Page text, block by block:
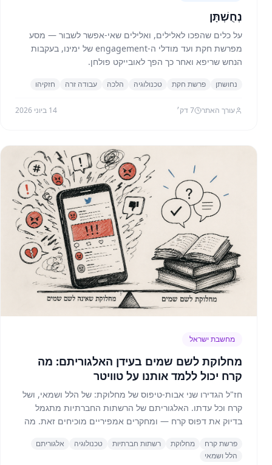
נְחֻשְׁתָּן
על כלים שהפכו לאלילים, ואלילים שאי-אפשר לשבור — מסע
מפרשת חקת ועד מודלי ה-engagement של ימינו, בעקבות
הנחש שריפא ואחר כך הפך לאובייקט פולחן.
נחושתן פרשת חקת טכנולוגיה הלכה עבודה זרה חזקיהו
עורך האתר 7דק׳ 14 ביוני 2026
מחשבת ישראל
מחלוקת לשם שמים בעידן האלגוריתם: מה
קרח יכול ללמד אותנו על טוויטר
חז"ל הגדירו שני אבות-טיפוס של מחלוקת: של הלל ושמאי, ושל
קרח וכל עדתו. האלגוריתם של הרשתות החברתיות מתגמל
בדיוק את דפוס קרח — ומחקרים אמפיריים מוכיחים זאת. מה
פרשת קרח מחלוקת רשתות חברתיות טכנולוגיה
אלגוריתם
הלל ושמאי